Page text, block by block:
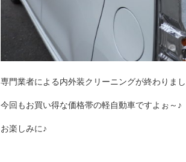
専門業者による内外装クリーニングが終わりま
今回もお買い得な価格帯の軽自動車ですよぉ～♪
お楽しみに♪